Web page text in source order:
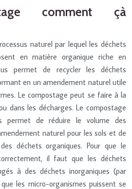
comment çà
naturel par lequel les déchets
en matière organique riche en
permet de recycler les déchets
en un amendement naturel utile
Le compostage peut se faire à la
dans les décharges. Le compostage
permet de réduire le volume des
naturel pour les sols et de
déchets organiques. Pour que le
il faut que les déchets
à des déchets inorganiques (par
les micro-organismes puissent se